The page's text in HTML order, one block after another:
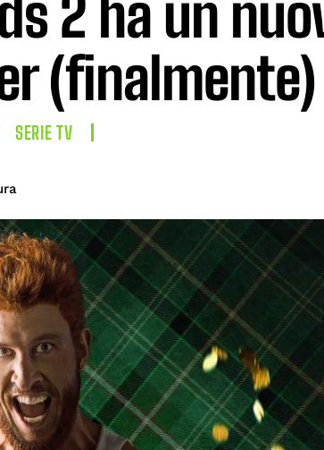
2 ha un
(finalmente)
SERIE TV